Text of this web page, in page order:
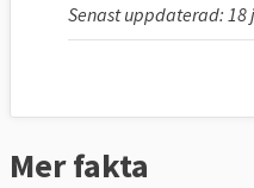
Senast uppdaterad: 18
Mer fakta